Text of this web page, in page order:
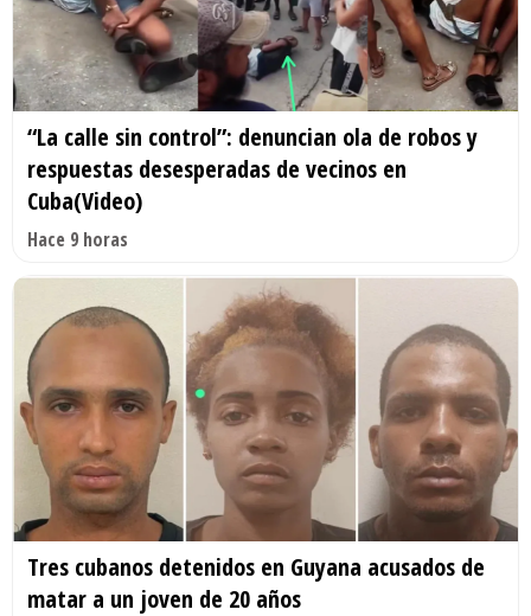
“La calle sin control”: denuncian ola de robos y
respuestas desesperadas de vecinos en
Cuba(Video)
Hace 9 horas
Tres cubanos detenidos en Guyana acusados de
matar a un joven de 20 años